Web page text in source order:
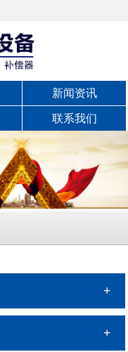
新闻资讯
联系我们